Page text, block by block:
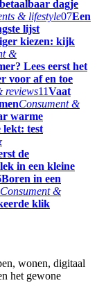
dagje
& lifestyle07Een
lijst
kiezen: kijk
&
Lees eerst het
voor af en toe
reviews11Vaat
Consument &
warme
lekt: test
de
in een kleine
Boren in een
Consument &
klik
wonen, digitaal
het gewone